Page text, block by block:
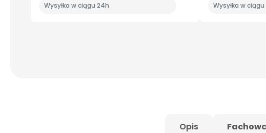
Wysyłka w ciągu 24h Wysyłka w
Opis